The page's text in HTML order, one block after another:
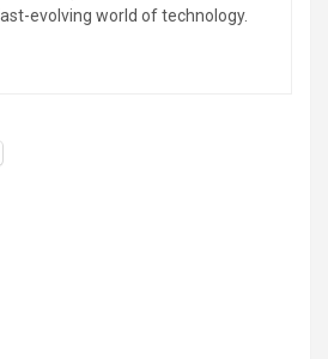
evolving world of technology.